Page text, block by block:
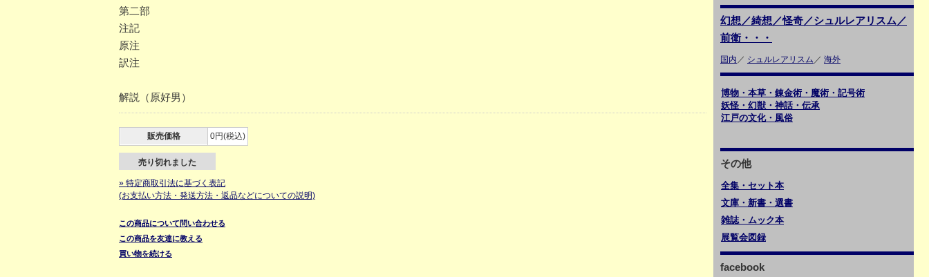
第二部
注記
原注
訳注
解説（原好男）
販売価格 0円(税込)
売り切れました
» 特定商取引法に基づく表記
(お支払い方法・発送方法・返品などについての説明)
この商品について問い合わせる
この商品を友達に教える
買い物を続ける
幻想／綺想／怪奇／シュルレアリスム／
前衛・・・
国内 ／ シュルレアリスム ／ 海外
博物・本草・錬金術・魔術・記号術
妖怪・幻獣・神話・伝承
江戸の文化・風俗
その他
全集・セット本
文庫・新書・選書
雑誌・ムック本
展覧会図録
facebook